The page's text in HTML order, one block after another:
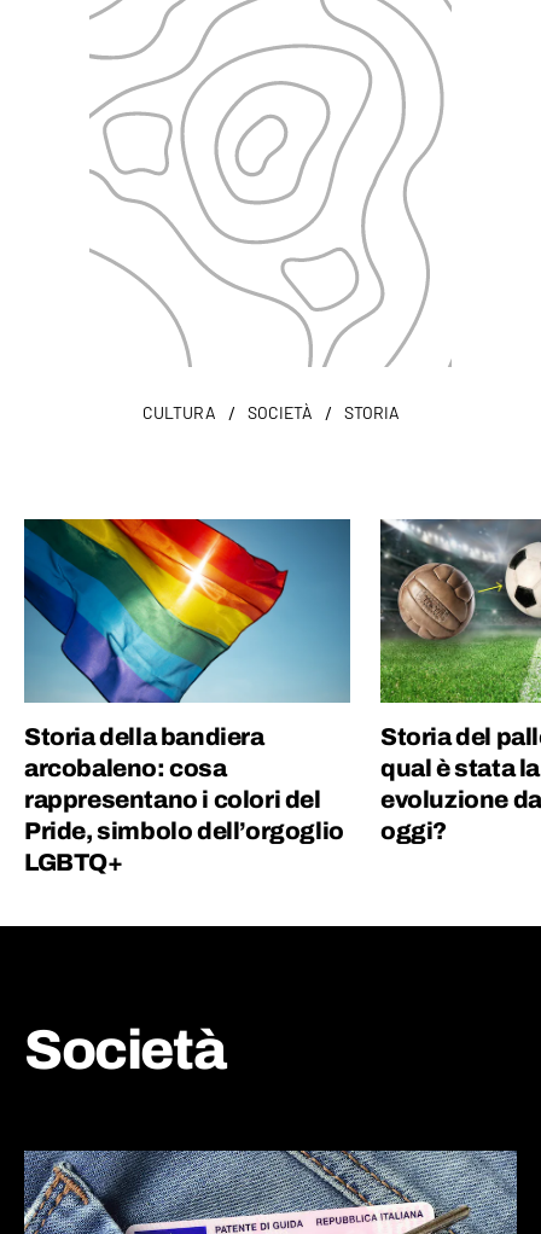
CULTURA / SOCIETÀ / STORIA
Storia della bandiera
arcobaleno: cosa
rappresentano i colori del
Pride, simbolo dell’orgoglio
LGBTQ+
Storia del
qual è stata
evoluzione
oggi?
Società